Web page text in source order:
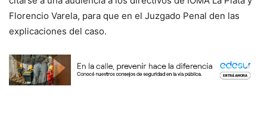
Florencio Varela, para que en el Juzgado Penal den las
explicaciones del caso.